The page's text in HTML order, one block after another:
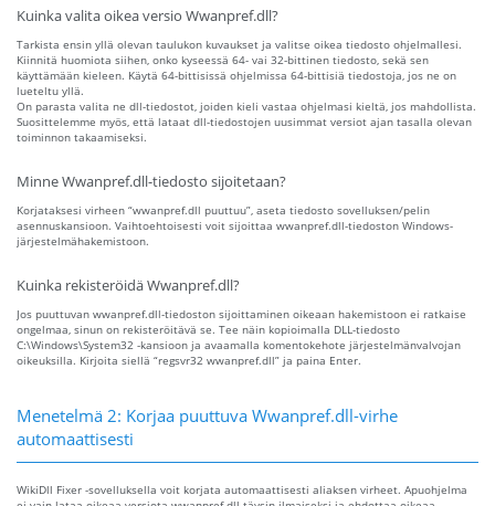
Kuinka valita oikea versio Wwanpref.dll?
Tarkista ensin yllä olevan taulukon kuvaukset ja valitse oikea tiedosto ohjelmallesi.
Kiinnitä huomiota siihen, onko kyseessä 64- vai 32-bittinen tiedosto, sekä sen
käyttämään kieleen. Käytä 64-bittisissä ohjelmissa 64-bittisiä tiedostoja, jos ne on
lueteltu yllä.
On parasta valita ne dll-tiedostot, joiden kieli vastaa ohjelmasi kieltä, jos mahdollista.
Suosittelemme myös, että lataat dll-tiedostojen uusimmat versiot ajan tasalla olevan
toiminnon takaamiseksi.
Minne Wwanpref.dll-tiedosto sijoitetaan?
Korjataksesi virheen “wwanpref.dll puuttuu”, aseta tiedosto sovelluksen/pelin
asennuskansioon. Vaihtoehtoisesti voit sijoittaa wwanpref.dll-tiedoston Windows-
järjestelmähakemistoon.
Kuinka rekisteröidä Wwanpref.dll?
Jos puuttuvan wwanpref.dll-tiedoston sijoittaminen oikeaan hakemistoon ei ratkaise
ongelmaa, sinun on rekisteröitävä se. Tee näin kopioimalla DLL-tiedosto
C:\Windows\System32 -kansioon ja avaamalla komentokehote järjestelmänvalvojan
oikeuksilla. Kirjoita siellä “regsvr32 wwanpref.dll” ja paina Enter.
Menetelmä 2: Korjaa puuttuva Wwanpref.dll-virhe
automaattisesti
WikiDll Fixer -sovelluksella voit korjata automaattisesti aliaksen virheet. Apuohjelma